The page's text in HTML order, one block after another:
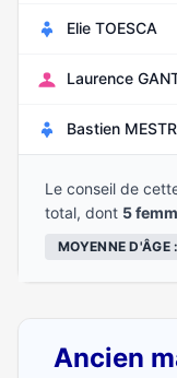
Elie TOESCA
Laurence
Bastien
Le conseil de
total, dont 5
MOYENNE D'ÂGE
Ancien